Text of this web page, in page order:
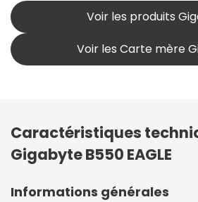
Voir les produits
Voir les Carte mère
Caractéristiques
Gigabyte B550 EAGLE
Informations générales